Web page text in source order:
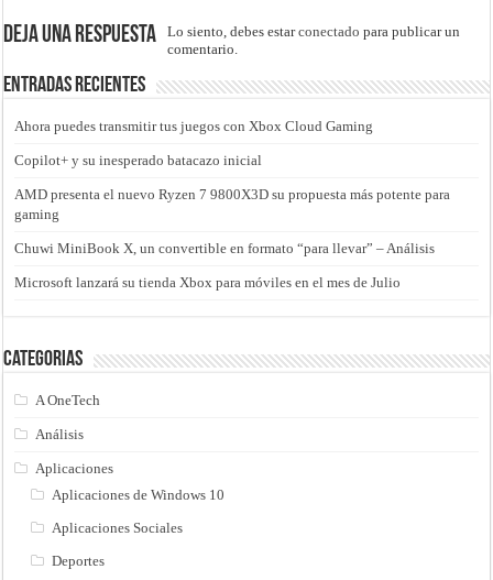
Deja una respuesta Lo siento, debes estarconectado para publicar un
comentario.
Entradas recientes
Ahora puedes transmitir tus juegos con Xbox Cloud Gaming
Copilot+ y su inesperado batacazo inicial
AMD presenta el nuevo Ryzen 7 9800X3D su propuesta más potente para
gaming
Chuwi MiniBook X, un convertible en formato “para llevar” – Análisis
Microsoft lanzará su tienda Xbox para móviles en el mes de Julio
Categorias
A OneTech
Análisis
Aplicaciones
Aplicaciones de Windows 10
Aplicaciones Sociales
Deportes